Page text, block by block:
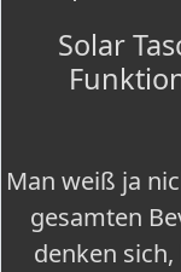
Solar
Man weiß ja
gesamten
denken